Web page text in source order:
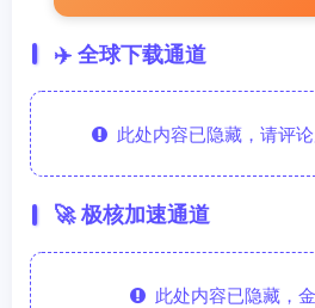
✈️ 全球下载通道
此处内容已隐藏，请评
🚀 极核加速通道
此处内容已隐藏，